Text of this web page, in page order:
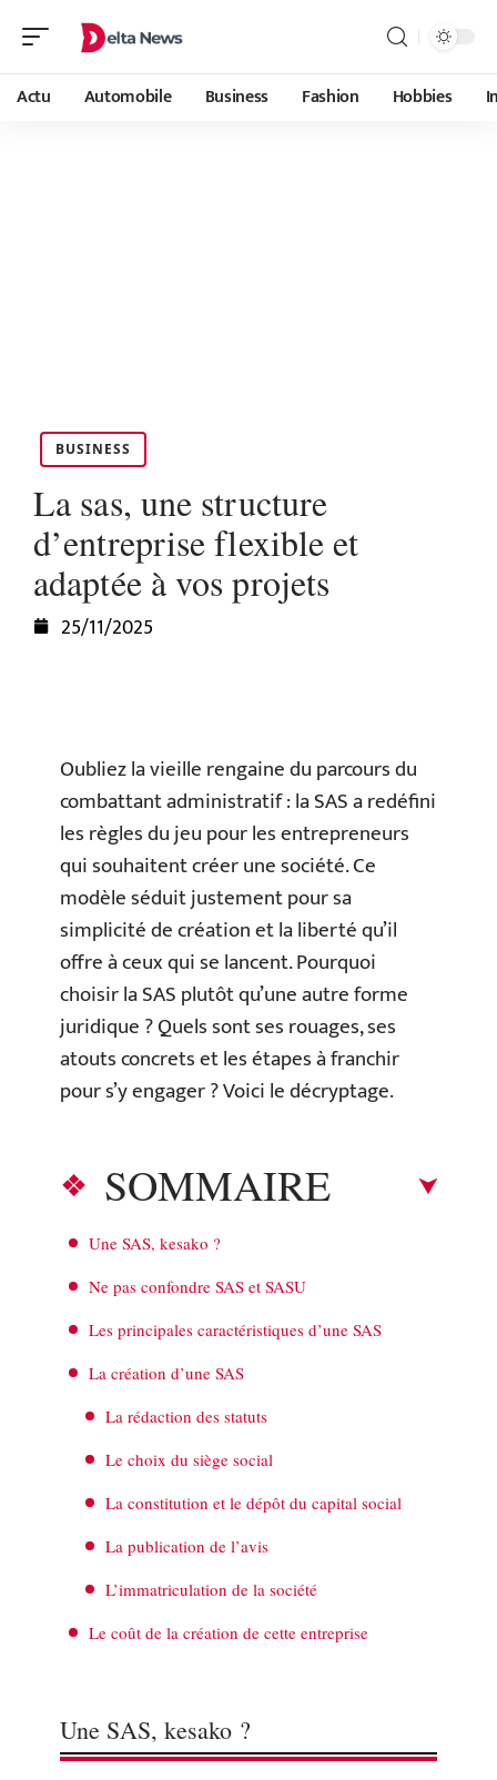
Actu Automobile Business Fashion Hobbies
BUSINESS
La sas, une structure
d’entreprise flexible et
adaptée à vos projets
25/11/2025
Oubliez la vieille rengaine du parcours du
combattant administratif : la SAS a redéfini
les règles du jeu pour les entrepreneurs
qui souhaitent créer une société. Ce
modèle séduit justement pour sa
simplicité de création et la liberté qu’il
offre à ceux qui se lancent. Pourquoi
choisir la SAS plutôt qu’une autre forme
juridique ? Quels sont ses rouages, ses
atouts concrets et les étapes à franchir
pour s’y engager ? Voici le décryptage.
SOMMAIRE
Une SAS, kesako ?
Ne pas confondre SAS et SASU
Les principales caractéristiques d’une SAS
La création d’une SAS
La rédaction des statuts
Le choix du siège social
La constitution et le dépôt du capital social
La publication de l’avis
L’immatriculation de la société
Le coût de la création de cette entreprise
Une SAS, kesako ?